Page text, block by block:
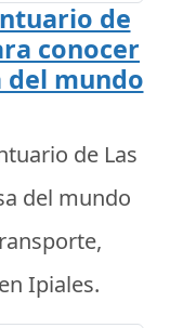
de
conocer
del mundo
de Las
del mundo
Ipiales.